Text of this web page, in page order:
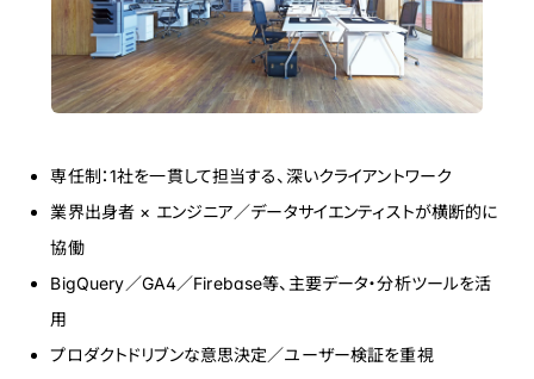
専任制：1社を一貫して担当する、深いクライアントワーク
業界出身者 × エンジニア／データサイエンティストが横断的に
協働
BigQuery／GA4／Firebase等、主要データ・分析ツールを活
用
プロダクトドリブンな意思決定／ユーザー検証を重視